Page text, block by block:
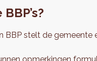
BBP stelt de gemeente